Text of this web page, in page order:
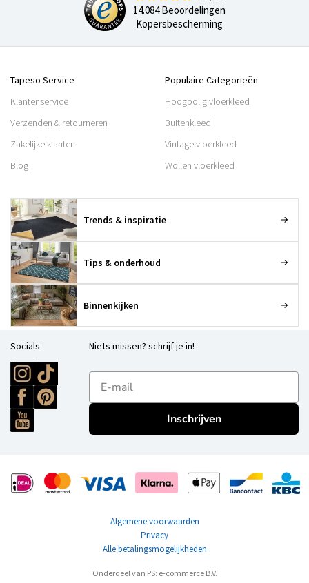
14.084 Beoordelingen
Kopersbescherming
Tapeso Service
Klantenservice
Verzenden & retourneren
Zakelijke klanten
Blog
Populaire Categorieën
Hoogpolig vloerkleed
Buitenkleed
Vintage vloerkleed
Wollen vloerkleed
Trends & inspiratie
Tips & onderhoud
Binnenkijken
Socials Niets missen? schrijf je in!
E-mailadres
Inschrijven
Algemene voorwaarden
Privacy
Alle betalingsmogelijkheden
Onderdeel van PS: e-commerce B.V.